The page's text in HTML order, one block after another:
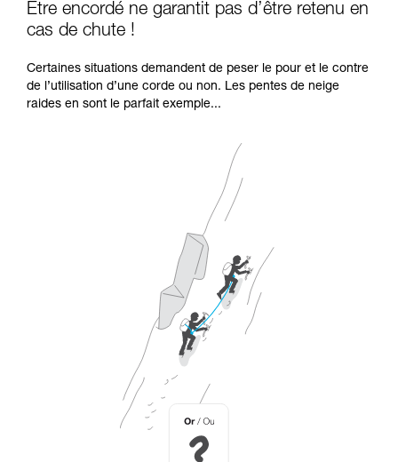
Être encordé ne garantit pas d’être retenu en
cas de chute !
Certaines situations demandent de peser le pour et le contre
de l’utilisation d’une corde ou non. Les pentes de neige
raides en sont le parfait exemple...